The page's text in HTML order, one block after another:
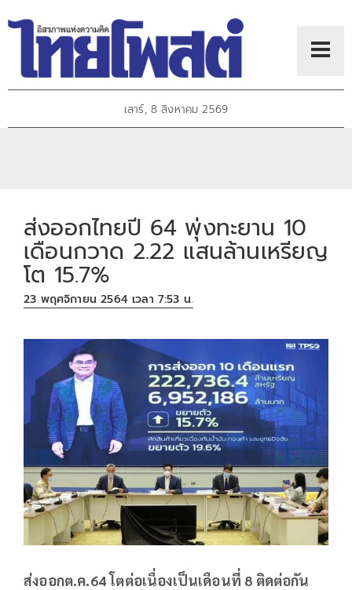
เสาร์, 8 สิงหาคม 2569
ส่งออกไทยปี 64 พุ่งทะยาน 10
เดือนกวาด 2.22 แสนล้านเหรียญ
โต 15.7%
23 พฤศจิกายน 2564 เวลา 7:53 น.
ส่งออกต.ค.64 โตต่อเนื่องเป็นเดือนที่ 8 ติดต่อกัน